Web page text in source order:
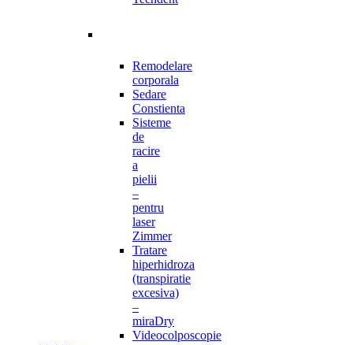
Remodelare
corporala
Sedare
Constienta
Sisteme
de
racire
a
pielii
–
pentru
laser
Zimmer
Tratare
hiperhidroza
(transpiratie
excesiva)
–
miraDry
Videocolposcopie